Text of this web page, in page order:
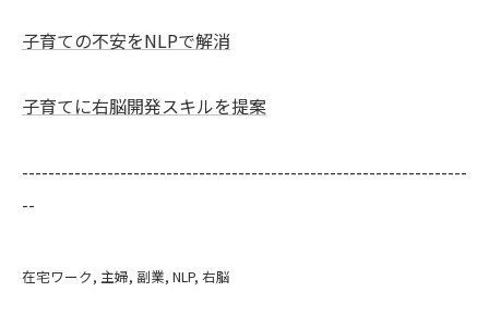
子育ての不安をNLPで解消
子育てに右脳開発スキルを提案
--------------------------------------------------------------------
--
在宅ワーク 主婦 副業 NLP 右脳